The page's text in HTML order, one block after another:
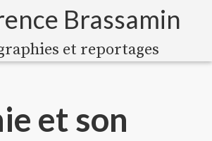
Brassamin
et reportages
et son